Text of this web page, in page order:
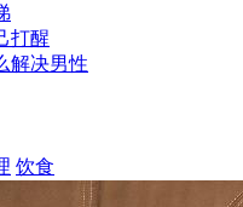
打醒
解决男性
饮食